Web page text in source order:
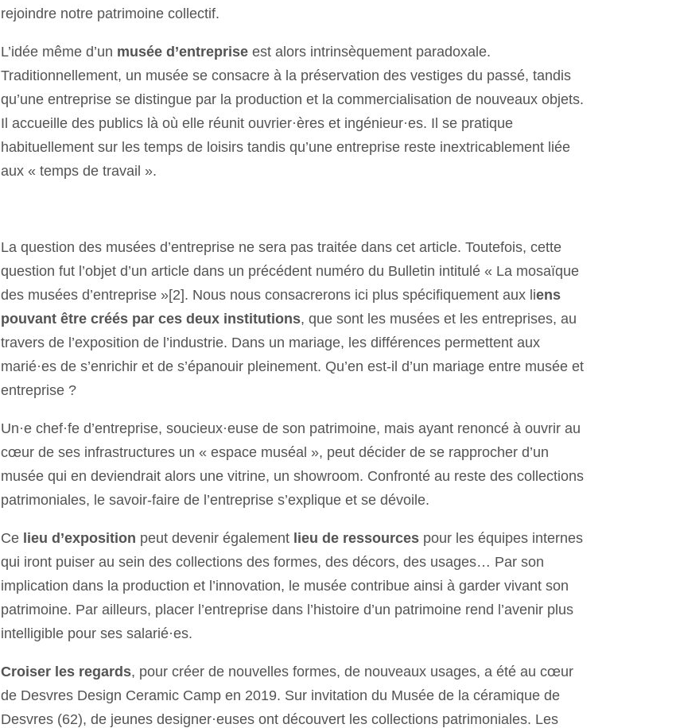
rejoindre notre patrimoine collectif.
L’idée même d’un musée d’entrepriseest alors intrinsèquement paradoxale.
Traditionnellement, un musée se consacre à la préservation des vestiges du passé, tandis
qu’une entreprise se distingue par la production et la commercialisation de nouveaux objets.
Il accueille des publics là où elle réunit ouvrier·ères et ingénieur·es. Il se pratique
habituellement sur les temps de loisirs tandis qu’une entreprise reste inextricablement liée
aux « temps de travail ».
La question des musées d’entreprise ne sera pas traitée dans cet article. Toutefois, cette
question fut l’objet d’un article dans un précédent numéro du Bulletin intitulé « La mosaïque
des musées d’entreprise »[2]. Nous nous consacrerons ici plus spécifiquement aux liens
pouvant être créés par ces deux institutions, que sont les musées et les entreprises, au
travers de l’exposition de l’industrie. Dans un mariage, les différences permettent aux
marié·es de s’enrichir et de s’épanouir pleinement. Qu’en est-il d’un mariage entre musée et
entreprise ?
Un·e chef·fe d’entreprise, soucieux·euse de son patrimoine, mais ayant renoncé à ouvrir au
cœur de ses infrastructures un « espace muséal », peut décider de se rapprocher d’un
musée qui en deviendrait alors une vitrine, un showroom. Confronté au reste des collections
patrimoniales, le savoir-faire de l’entreprise s’explique et se dévoile.
Ce lieu d’exposition peut devenir également lieu de ressources pour les équipes internes
qui iront puiser au sein des collections des formes, des décors, des usages… Par son
implication dans la production et l’innovation, le musée contribue ainsi à garder vivant son
patrimoine. Par ailleurs, placer l’entreprise dans l’histoire d’un patrimoine rend l’avenir plus
intelligible pour ses salarié·es.
Croiser les regards, pour créer de nouvelles formes, de nouveaux usages, a été au cœur
de Desvres Design Ceramic Camp en 2019. Sur invitation du Musée de la céramique de
Desvres (62), de jeunes designer·euses ont découvert les collections patrimoniales. Les